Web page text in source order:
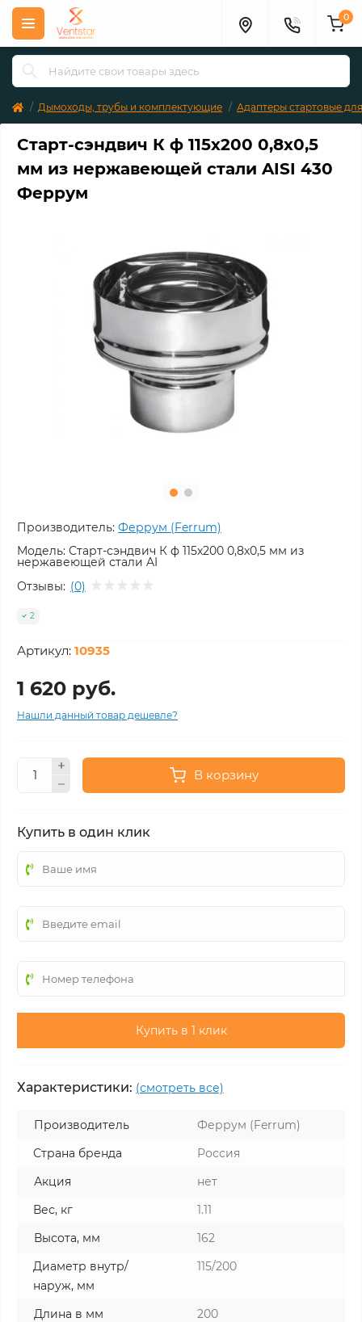
0
Дымоходы, трубы и комплектующие Адаптеры стартовые
Старт-сэндвич К ф 115х200 0,8х0,5
мм из нержавеющей стали AISI 430
Феррум
Производитель: Феррум (Ferrum)
Модель: Старт-сэндвич К ф 115х200 0,8х0,5 мм из
нержавеющей стали AI
Отзывы: (0)
2
Артикул: 10935
1 620 руб.
Нашли данный товар дешевле?
В корзину
Купить в один клик
Купить в 1 клик
Характеристики: (смотреть все)
Производитель
Феррум (Ferrum)
Страна бренда
Россия
Акция
нет
Вес, кг
1.11
Высота, мм
162
Диаметр внутр/
наруж, мм
115/200
Длина в мм
200